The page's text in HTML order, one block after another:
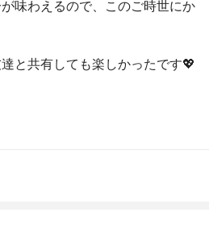
味わえるので、このご時世にか
と共有しても楽しかったです💖